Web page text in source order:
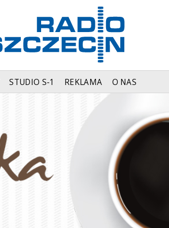
STUDIO S-1 REKLAMA O NAS